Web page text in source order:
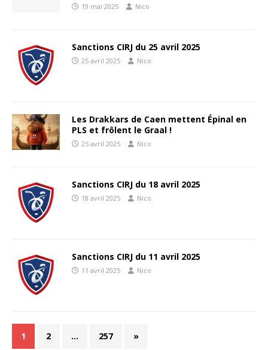
19 mai 2025 Nico
Sanctions CIRJ du 25 avril 2025
25 avril 2025 Nico
Les Drakkars de Caen mettent Épinal en
PLS et frôlent le Graal !
25 avril 2025 Nico
Sanctions CIRJ du 18 avril 2025
18 avril 2025 Nico
Sanctions CIRJ du 11 avril 2025
11 avril 2025 Nico
1 2 … 257 »